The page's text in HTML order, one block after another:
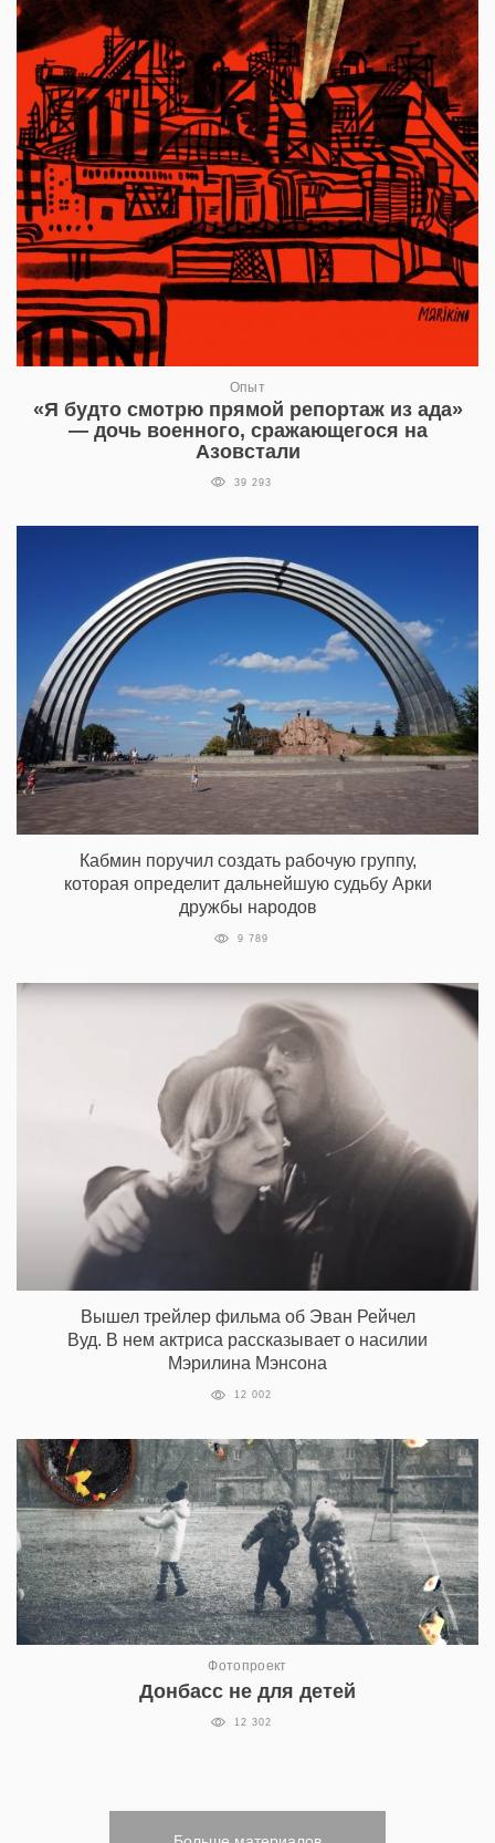
Опыт
«Я будто смотрю прямой репортаж из ада»
— дочь военного, сражающегося на
Азовстали
39 293
Кабмин поручил создать рабочую группу,
которая определит дальнейшую судьбу Арки
дружбы народов
9 789
Вышел трейлер фильма об Эван Рейчел
Вуд. В нем актриса рассказывает о насилии
Мэрилина Мэнсона
12 002
Фотопроект
Донбасс не для детей
12 302